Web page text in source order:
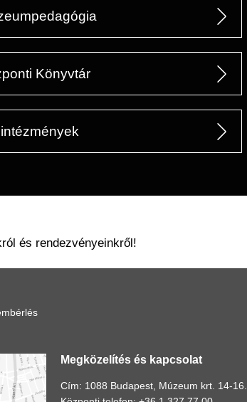
Könyvtár
és rendezvényeinkről!
Megközelítés és kapcsolat
Cím: 1088 Budapest, Múzeum krt. 14-16.